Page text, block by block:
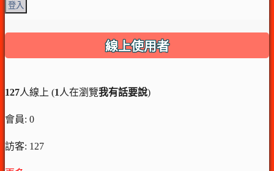
登入
線上使用者
127人線上 (1 人在瀏覽我有話要說)
會員: 0
訪客: 127